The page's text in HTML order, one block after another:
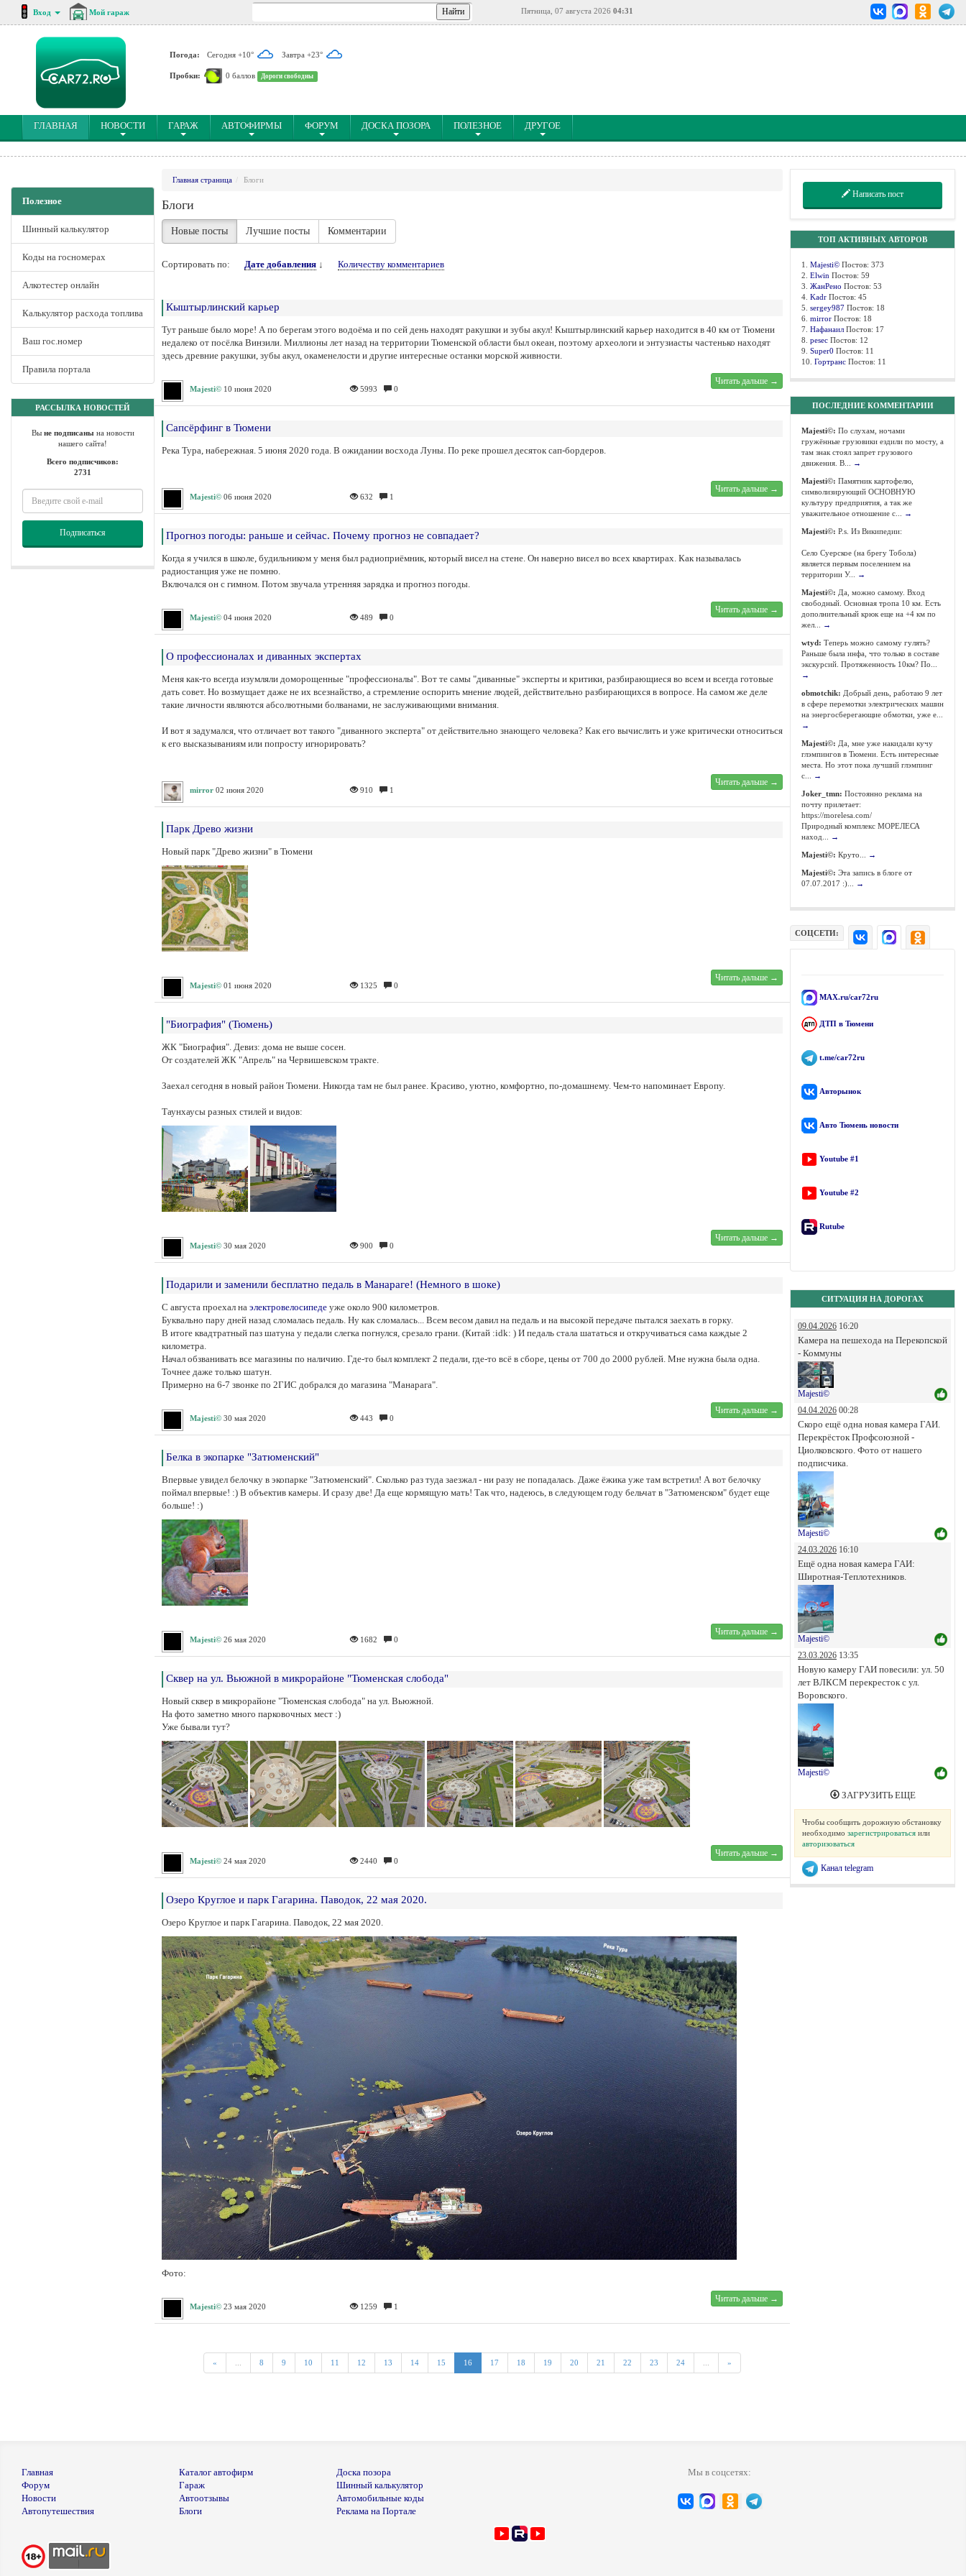
Вход Мой гараж Пятница, 07 августа 2026 04:31
Погода: Сегодня +10° Завтра +23°
Пробки: 0 баллов Дороги свободны
ГЛАВНАЯ(CURRENT)
НОВОСТИ ГАРАЖ АВТОФИРМЫ ФОРУМ ДОСКА ПОЗОРА ПОЛЕЗНОЕ ДРУГОЕ
Полезное
Шинный калькулятор
Коды на госномерах
Алкотестер онлайн
Калькулятор расхода топлива
Ваш гос.номер
Правила портала
РАССЫЛКА НОВОСТЕЙ
Вы не подписанына новости
нашего сайта!
Всего подписчиков:
2731
Подписаться
Написать пост
ТОП АКТИВНЫХ АВТОРОВ
1. Majesti© Постов: 373
2. Elwin Постов: 59
3. ЖанРено Постов: 53
4. Kadr Постов: 45
5. sergey987 Постов: 18
6. mirror Постов: 18
7. Нафанаил Постов: 17
8. pesec Постов: 12
9. Super0 Постов: 11
10. Гортранс Постов: 11
ПОСЛЕДНИЕ КОММЕНТАРИИ
Majesti©: По слухам, ночами
гружённые грузовики ездили по мосту, а
там знак стоял запрет грузового
движения. В...
→
Majesti©: Памятник картофелю,
символизирующий ОСНОВНУЮ
культуру предприятия, а так же
уважительное отношение с...
→
Majesti©: P.s. Из Википедии:
Село Суерское (на брегу Тобола)
является первым поселением на
территории У...
→
Majesti©: Да, можно самому. Вход
свободный. Основная тропа 10 км. Есть
дополнительный крюк еще на +4 км по
жел...
→
wtyd: Теперь можно самому гулять?
Раньше была инфа, что только в составе
экскурсий. Протяженность 10км? По...
→
obmotchik: Добрый день, работаю 9 лет
в сфере перемотки электрических машин
на энергосберегающие обмотки, уже е...
→
Majesti©: Да, мне уже накидали кучу
глэмпингов в Тюмени. Есть интересные
места. Но этот пока лучший глэмпинг
с...
→
Joker_tmn: Постоянно реклама на
почту прилетает:
https://morelesa.com/
Природный комплекс МОРЕЛЕСА
наход...
→
Majesti©: Круто... →
Majesti©: Эта запись в блоге от
07.07.2017 :)...
→
СОЦСЕТИ:
MAX.ru/car72ru
ДТП в Тюмени
t.me/car72ru
Авторынок
Авто Тюмень новости
Youtube #1
Youtube #2
Rutube
СИТУАЦИЯ НА ДОРОГАХ
09.04.2026 16:20
Камера на пешехода на Перекопской
- Коммуны
Majesti©
04.04.2026 00:28
Скоро ещё одна новая камера ГАИ.
Перекрёсток Профсоюзной -
Циолковского. Фото от нашего
подписчика.
Majesti©
24.03.2026 16:10
Ещё одна новая камера ГАИ:
Широтная-Теплотехников.
Majesti©
23.03.2026 13:35
Новую камеру ГАИ повесили: ул. 50
лет ВЛКСМ перекресток с ул.
Воровского.
Majesti©
ЗАГРУЗИТЬ ЕЩЕ
Чтобы сообщить дорожную обстановку
необходимо зарегистрироваться или
авторизоваться
Канал telegram
Главная страница Блоги
Блоги
Новые посты Лучшие посты Комментарии
Сортировать по: Дате добавления ↓ Количеству комментариев
Кыштырлинский карьер
Тут раньше было море! А по берегам этого водоёма и по сей день находят ракушки и зубы акул! Кыштырлинский карьер находится в 40 км от Тюмени
недалеко от посёлка Винзили. Миллионы лет назад на территории Тюменской области был океан, поэтому археологи и энтузиасты частенько находят
здесь древние ракушки, зубы акул, окаменелости и другие интересные останки морской живности.
Читать дальше →
Majesti©10 июня 2020 5993 0
Сапсёрфинг в Тюмени
Река Тура, набережная. 5 июня 2020 года. В ожидании восхода Луны. По реке прошел десяток сап-бордеров.
Читать дальше →
Majesti©06 июня 2020 632 1
Прогноз погоды: раньше и сейчас. Почему прогноз не совпадает?
Когда я учился в школе, будильником у меня был радиоприёмник, который висел на стене. Он наверно висел во всех квартирах. Как называлась
радиостанция уже не помню.
Включался он с гимном. Потом звучала утренняя зарядка и прогноз погоды.
Читать дальше →
Majesti©04 июня 2020 489 0
О профессионалах и диванных экспертах
Меня как-то всегда изумляли доморощенные "профессионалы". Вот те самы "диванные" эксперты и критики, разбирающиеся во всем и всегда готовые
дать совет. Но возмущает даже не их всезнайство, а стремление оспорить мнение людей, действительно разбирающихся в вопросе. На самом же деле
такие личности являются абсолютными болванами, не заслуживающими внимания.
И вот я задумался, что отличает вот такого "диванного эксперта" от действительно знающего человека? Как его вычислить и уже критически относиться
к его высказываниям или попросту игнорировать?
Читать дальше →
mirror02 июня 2020 910 1
Парк Древо жизни
Новый парк "Древо жизни" в Тюмени
Читать дальше →
Majesti©01 июня 2020 1325 0
"Биография" (Тюмень)
ЖК "Биография". Девиз: дома не выше сосен.
От создателей ЖК "Апрель" на Червишевском тракте.
Заехал сегодня в новый район Тюмени. Никогда там не был ранее. Красиво, уютно, комфортно, по-домашнему. Чем-то напоминает Европу.
Таунхаусы разных стилей и видов:
Читать дальше →
Majesti©30 мая 2020 900 0
Подарили и заменили бесплатно педаль в Манараге! (Немного в шоке)
С августа проехал на электровелосипеде уже около 900 километров.
Буквально пару дней назад сломалась педаль. Ну как сломалась... Всем весом давил на педаль и на высокой передаче пытался заехать в горку.
В итоге квадтратный паз шатуна у педали слегка погнулся, срезало грани. (Китай :idk: ) И педаль стала шататься и откручиваться сама каждые 2
километра.
Начал обзванивать все магазины по наличию. Где-то был комплект 2 педали, где-то всё в сборе, цены от 700 до 2000 рублей. Мне нужна была одна.
Точнее даже только шатун.
Примерно на 6-7 звонке по 2ГИС добрался до магазина "Манарага".
Читать дальше →
Majesti©30 мая 2020 443 0
Белка в экопарке "Затюменский"
Впервые увидел белочку в экопарке "Затюменский". Сколько раз туда заезжал - ни разу не попадалась. Даже ёжика уже там встретил! А вот белочку
поймал впервые! :) В объектив камеры. И сразу две! Да еще кормящую мать! Так что, надеюсь, в следующем году бельчат в "Затюменском" будет еще
больше! :)
Читать дальше →
Majesti©26 мая 2020 1682 0
Сквер на ул. Вьюжной в микрорайоне "Тюменская слобода"
Новый сквер в микрорайоне "Тюменская слобода" на ул. Вьюжной.
На фото заметно много парковочных мест :)
Уже бывали тут?
Читать дальше →
Majesti©24 мая 2020 2440 0
Озеро Круглое и парк Гагарина. Паводок, 22 мая 2020.
Озеро Круглое и парк Гагарина. Паводок, 22 мая 2020.
Фото:
Читать дальше →
Majesti©23 мая 2020 1259 1
« 8 9 10 11 12 13 14 15 16 17 18 19 20 21 22 23 24 »
Главная
Форум
Новости
Автопутешествия
Каталог автофирм
Гараж
Автоотзывы
Блоги
Доска позора
Шинный калькулятор
Автомобильные коды
Реклама на Портале
Мы в соцсетях: